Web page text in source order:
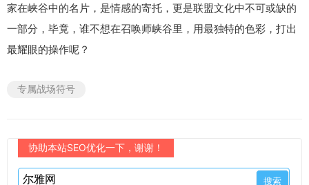
家在峡谷中的名片，是情感的寄托，更是联盟文化中不可或缺的
一部分，毕竟，谁不想在召唤师峡谷里，用最独特的色彩，打出
最耀眼的操作呢？
专属战场符号
协助本站SEO优化一下，谢谢！